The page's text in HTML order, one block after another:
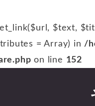
$text,
= Array) in /
on line 152